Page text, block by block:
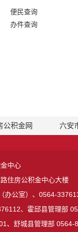
便民查询
办件查询
公积金网 六安
中心
住房公积金中心大楼
公室）、0564-
、霍邱县管理部
、舒城县管理部 0564-